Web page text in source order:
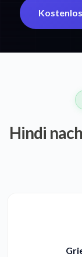
Hindi